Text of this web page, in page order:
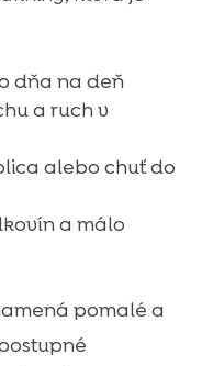
dňa na deň
a ruch v
alebo chuť do
a málo
pomalé a